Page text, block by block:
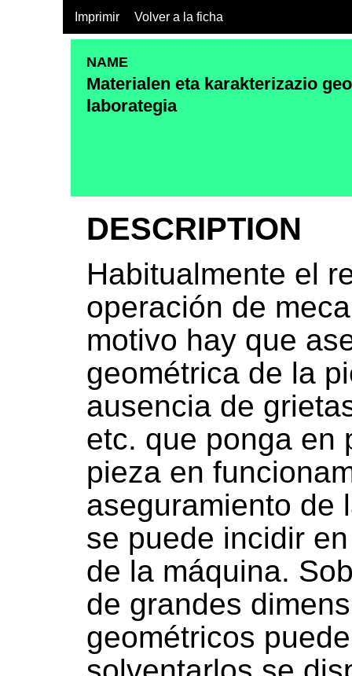
Imprimir Volver a la ficha
NAME
Materialen eta karakterizazio
laborategia
DESCRIPTION
Habitualmente el
operación de
motivo hay que
geométrica de la
ausencia de
etc. que ponga en
pieza en
aseguramiento de
se puede incidir
de la máquina.
de grandes
geométricos